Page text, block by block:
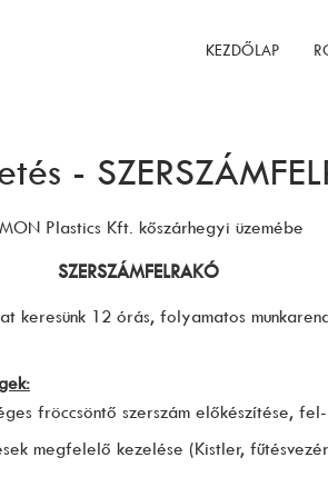
KEZDŐLAP
-
Plastics Kft. kőszárhegyi üzemébe
SZERSZÁMFELRAKÓ
keresünk 12 órás, folyamatos
fröccsöntő szerszám előkészítése,
megfelelő kezelése (Kistler,